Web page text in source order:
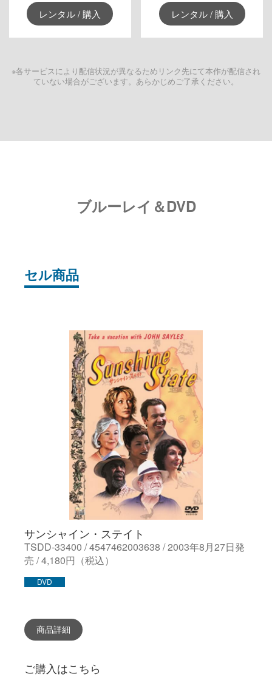
レンタル / 購入 レンタル / 購入
※各サービスにより配信状況が異なるためリンク先にて本作が配信され
ていない場合がございます。あらかじめご了承ください。
ブルーレイ＆DVD
セル商品
サンシャイン・ステイト
TSDD-33400 / 4547462003638 / 2003年8月27日発
売 / 4,180円（税込）
DVD
商品詳細
ご購入はこちら